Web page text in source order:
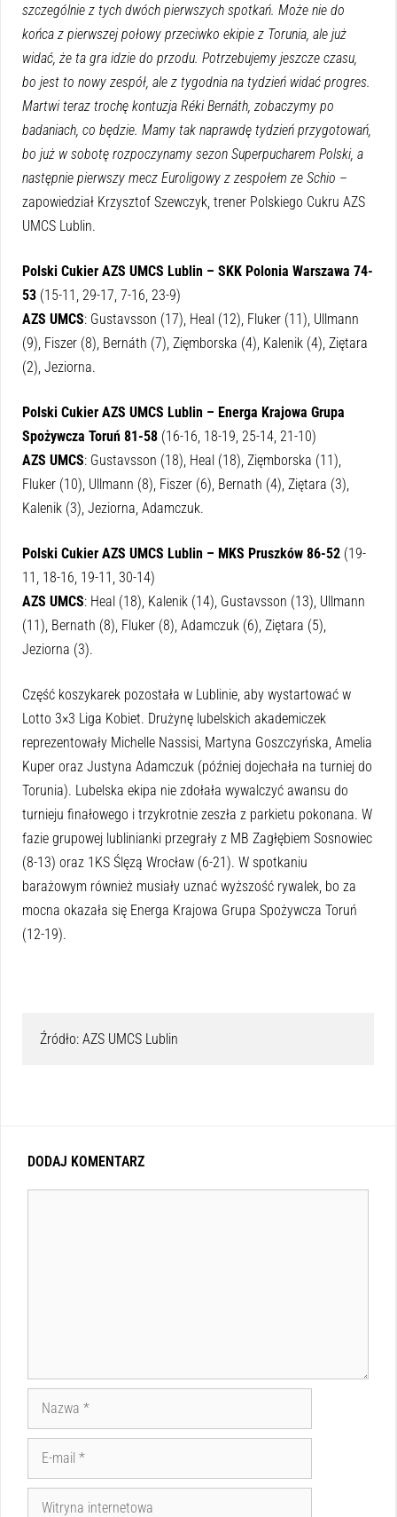
szczególnie z tych dwóch pierwszych spotkań. Może nie do
końca z pierwszej połowy przeciwko ekipie z Torunia, ale już
widać, że ta gra idzie do przodu. Potrzebujemy jeszcze czasu,
bo jest to nowy zespół, ale z tygodnia na tydzień widać progres.
Martwi teraz trochę kontuzja Réki Bernáth, zobaczymy po
badaniach, co będzie. Mamy tak naprawdę tydzień przygotowań,
bo już w sobotę rozpoczynamy sezon Superpucharem Polski, a
następnie pierwszy mecz Euroligowy z zespołem ze Schio –
zapowiedział Krzysztof Szewczyk, trener Polskiego Cukru AZS
UMCS Lublin.
Polski Cukier AZS UMCS Lublin – SKK Polonia Warszawa 74-
53 (15-11, 29-17, 7-16, 23-9)
AZS UMCS: Gustavsson (17), Heal (12), Fluker (11), Ullmann
(9), Fiszer (8), Bernáth (7), Zięmborska (4), Kalenik (4), Ziętara
(2), Jeziorna.
Polski Cukier AZS UMCS Lublin – Energa Krajowa Grupa
Spożywcza Toruń 81-58 (16-16, 18-19, 25-14, 21-10)
AZS UMCS: Gustavsson (18), Heal (18), Zięmborska (11),
Fluker (10), Ullmann (8), Fiszer (6), Bernath (4), Ziętara (3),
Kalenik (3), Jeziorna, Adamczuk.
Polski Cukier AZS UMCS Lublin – MKS Pruszków 86-52 (19-
11, 18-16, 19-11, 30-14)
AZS UMCS: Heal (18), Kalenik (14), Gustavsson (13), Ullmann
(11), Bernath (8), Fluker (8), Adamczuk (6), Ziętara (5),
Jeziorna (3).
Część koszykarek pozostała w Lublinie, aby wystartować w
Lotto 3×3 Liga Kobiet. Drużynę lubelskich akademiczek
reprezentowały Michelle Nassisi, Martyna Goszczyńska, Amelia
Kuper oraz Justyna Adamczuk (później dojechała na turniej do
Torunia). Lubelska ekipa nie zdołała wywalczyć awansu do
turnieju finałowego i trzykrotnie zeszła z parkietu pokonana. W
fazie grupowej lublinianki przegrały z MB Zagłębiem Sosnowiec
(8-13) oraz 1KS Ślęzą Wrocław (6-21). W spotkaniu
barażowym również musiały uznać wyższość rywalek, bo za
mocna okazała się Energa Krajowa Grupa Spożywcza Toruń
(12-19).
Źródło: AZS UMCS Lublin
DODAJ KOMENTARZ